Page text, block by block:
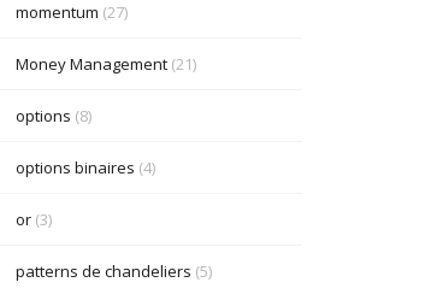
momentum (27)
Money Management(21)
options (8)
options binaires (4)
or(3)
patterns de chandeliers (5)